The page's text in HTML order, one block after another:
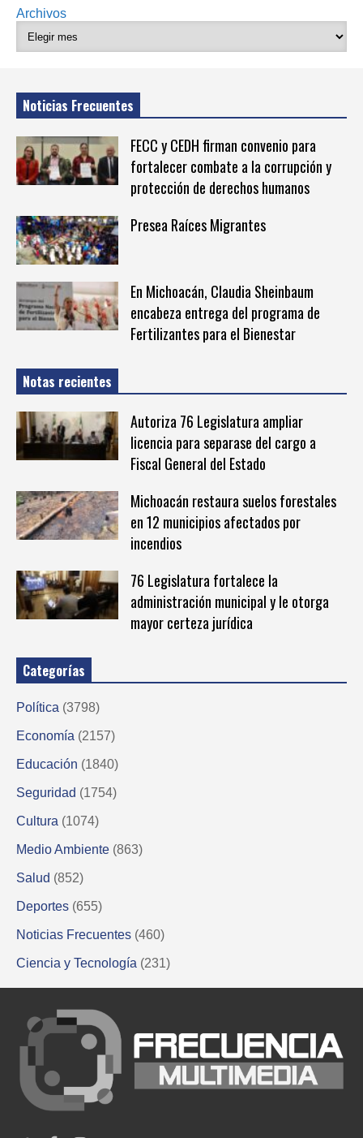
Archivos
Noticias Frecuentes
FECC y CEDH firman convenio para
fortalecer combate a la corrupción y
protección de derechos humanos
Presea Raíces Migrantes
En Michoacán, Claudia Sheinbaum
encabeza entrega del programa de
Fertilizantes para el Bienestar
Notas recientes
Autoriza 76 Legislatura ampliar
licencia para separase del cargo a
Fiscal General del Estado
Michoacán restaura suelos forestales
en 12 municipios afectados por
incendios
76 Legislatura fortalece la
administración municipal y le otorga
mayor certeza jurídica
Categorías
Política (3798)
Economía (2157)
Educación (1840)
Seguridad (1754)
Cultura (1074)
Medio Ambiente (863)
Salud (852)
Deportes (655)
Noticias Frecuentes (460)
Ciencia y Tecnología (231)